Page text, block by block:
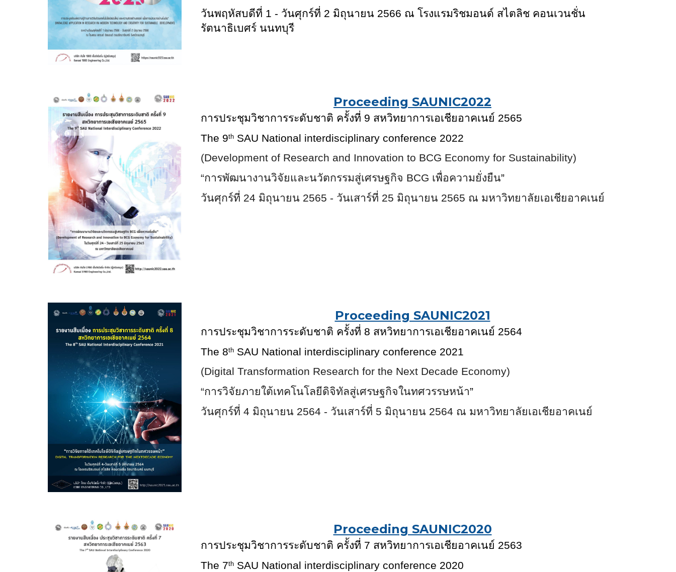
วันพฤหัสบดีที่ 1 - วันศุกร์ที่ 2 มิถุนายน 2566 ณ โรงแรมริชมอนด์ สไตลิช คอนเวนชั่น
รัตนาธิเบศร์ นนทบุรี
Proceeding SAUNIC2022
การประชุมวิชาการระดับชาติ ครั้งที่ 9 สหวิทยาการเอเชียอาคเนย์ 2565
The 9thSAU National interdisciplinary conference 2022
(Development of Research and Innovation to BCG Economy for Sustainability)
“การพัฒนางานวิจัยและนวัตกรรมสู่เศรษฐกิจ BCG เพื่อความยั่งยืน”
วันศุกร์ที่ 24 มิถุนายน 2565 - วันเสาร์ที่ 25 มิถุนายน 2565 ณ มหาวิทยาลัยเอเชียอาคเนย์
Proceeding SAUNIC2021
การประชุมวิชาการระดับชาติ ครั้งที่ 8 สหวิทยาการเอเชียอาคเนย์ 2564
The 8thSAU National interdisciplinary conference 2021
(Digital Transformation Research for the Next Decade Economy)
“การวิจัยภายใต้เทคโนโลยีดิจิทัลสู่เศรษฐกิจในทศวรรษหน้า”
วันศุกร์ที่ 4 มิถุนายน 2564 - วันเสาร์ที่ 5 มิถุนายน 2564 ณ มหาวิทยาลัยเอเชียอาคเนย์
Proceeding SAUNIC2020
การประชุมวิชาการระดับชาติ ครั้งที่ 7 สหวิทยาการเอเชียอาคเนย์ 2563
The 7thSAU National interdisciplinary conference 2020